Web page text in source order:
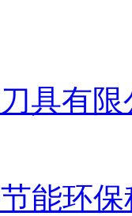
具有限
能环